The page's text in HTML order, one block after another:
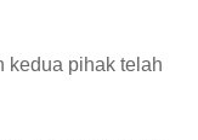
kedua pihak telah